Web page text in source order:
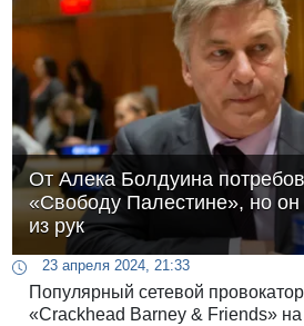
От Алека Болдуина
«Свободу Палестине», но
из рук
23 апреля 2024, 21:33
Популярный сетевой
«Crackhead Barney & Friends»